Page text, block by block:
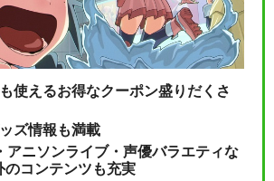
使えるお得なクーポン盛りだくさ
ズ情報も満載
アニソンライブ・声優バラエティな
のコンテンツも充実